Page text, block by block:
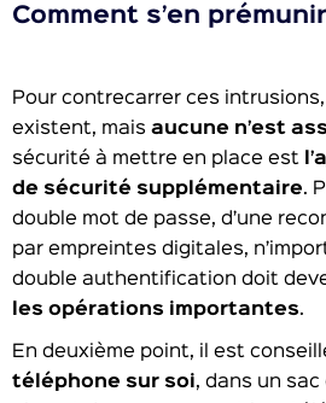
Comment s’en
Pour contrecarrer ces
existent, mais aucune n’est
sécurité à mettre en place est
de sécurité supplémentaire.
double mot de passe, d’une
par empreintes digitales,
double authentification doit
les opérations importantes.
En deuxième point, il est
téléphone sur soi, dans un sac